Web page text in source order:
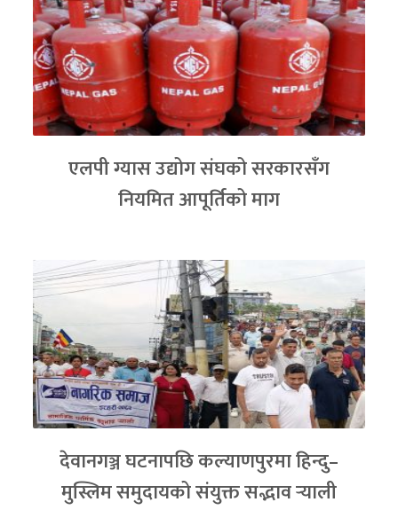
एलपी ग्यास उद्योग संघको सरकारसँग
नियमित आपूर्तिको माग
देवानगञ्ज घटनापछि कल्याणपुरमा हिन्दु–
मुस्लिम समुदायको संयुक्त सद्भाव र्‍याली